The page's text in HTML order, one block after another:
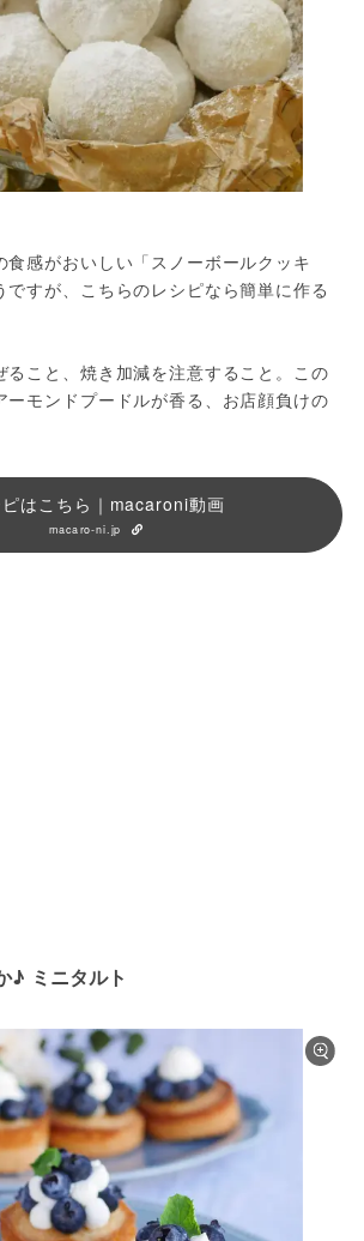
食感がおいしい「スノーボールクッキ
ですが、こちらのレシピなら簡単に作る
ること、焼き加減を注意すること。この
ーモンドプードルが香る、お店顔負けの
ピはこちら｜macaroni動画
macaro-ni.jp
♪ ミニタルト